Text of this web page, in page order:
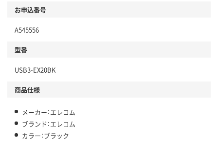
お申込番号
A545556
型番
USB3-EX20BK
商品仕様
メーカー：エレコム
ブランド：エレコム
カラー：ブラック